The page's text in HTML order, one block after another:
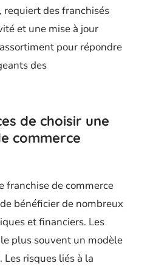
requiert des franchisés
et une mise à jour
pour répondre
des
de choisir une
commerce
franchise de commerce
bénéficier de nombreux
et financiers. Les
plus souvent un modèle
Les risques liés à la